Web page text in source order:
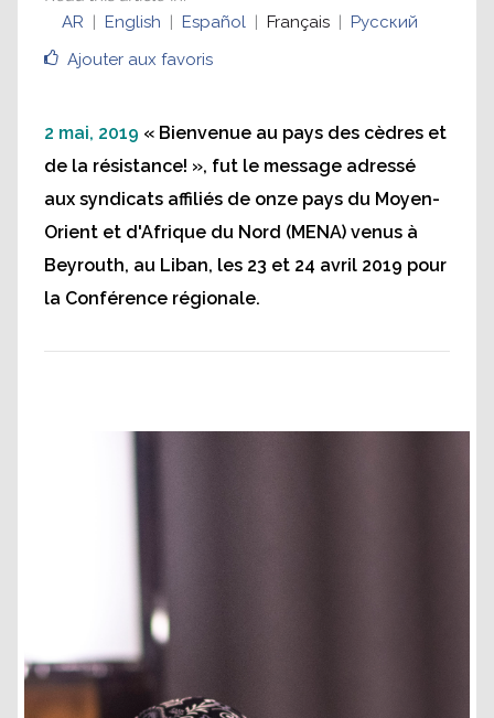
Ajouter aux favoris
AR
English Español Français Русский
2 mai, 2019 « Bienvenue au pays des cèdres et
de la résistance! », fut le message adressé
aux syndicats affiliés de onze pays du Moyen-
Orient et d'Afrique du Nord (MENA) venus à
Beyrouth, au Liban, les 23 et 24 avril 2019 pour
la Conférence régionale.
Type your title here